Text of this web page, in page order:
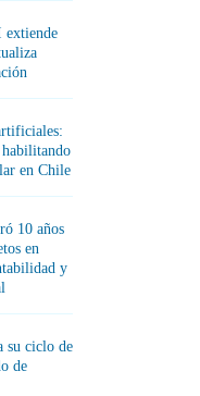
extiende
habilitando
en Chile
10 años
en
y
su ciclo de
de